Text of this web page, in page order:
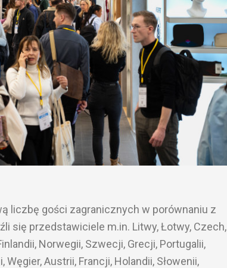
liczbę gości zagranicznych w porównaniu z
się przedstawiciele m.in. Litwy, Łotwy, Czech,
Norwegii, Szwecji, Grecji, Portugalii,
Austrii, Francji, Holandii, Słowenii,